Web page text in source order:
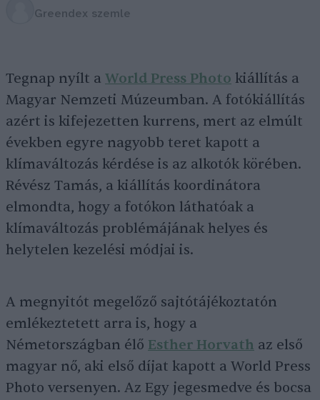
Greendex szemle
Tegnap nyílt a World Press Photo kiállítás a
Magyar Nemzeti Múzeumban. A fotókiállítás
azért is kifejezetten kurrens, mert az elmúlt
években egyre nagyobb teret kapott a
klímaváltozás kérdése is az alkotók körében.
Révész Tamás, a kiállítás koordinátora
elmondta, hogy a fotókon láthatóak a
klímaváltozás problémájának helyes és
helytelen kezelési módjai is.
A megnyitót megelőző sajtótájékoztatón
emlékeztetett arra is, hogy a
Németországban élő Esther Horvath az első
magyar nő, aki első díjat kapott a World Press
Photo versenyen. Az Egy jegesmedve és bocsa